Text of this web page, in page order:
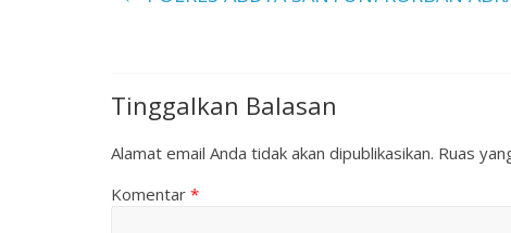
Tinggalkan Balasan
Alamat email Anda tidak akan dipublikasikan. Ruas
Komentar *